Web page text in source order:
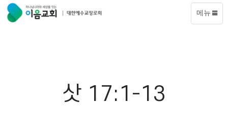
메뉴
삿 17:1-13